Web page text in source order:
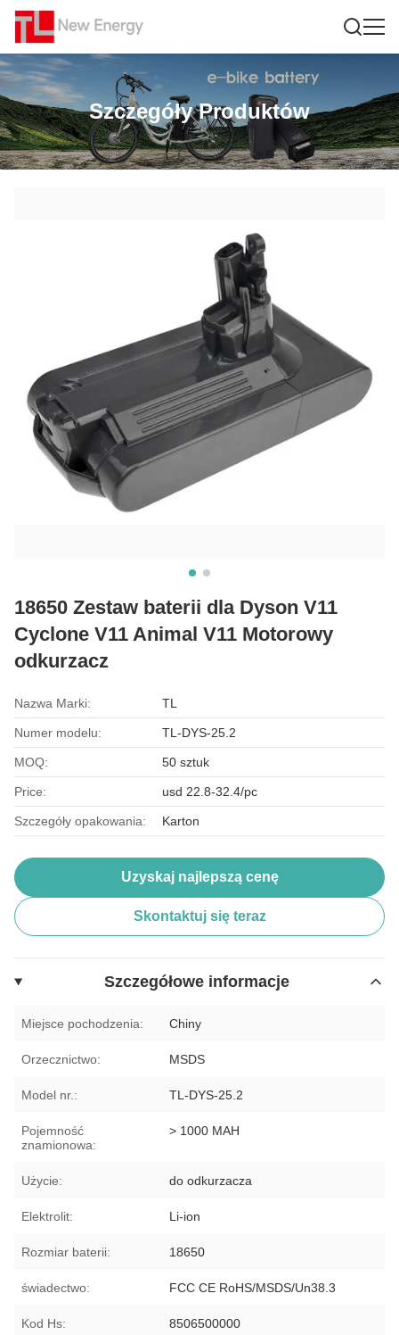
Szczegóły Produktów
18650 Zestaw baterii dla Dyson V11
Cyclone V11 Animal V11 Motorowy
odkurzacz
Nazwa Marki: TL
Numer modelu: TL-DYS-25.2
MOQ: 50 sztuk
Price: usd 22.8-32.4/pc
Szczegóły opakowania: Karton
Uzyskaj najlepszą cenę
Skontaktuj się teraz
Szczegółowe informacje
Miejsce pochodzenia: Chiny
Orzecznictwo: MSDS
Model nr.: TL-DYS-25.2
Pojemność
znamionowa:
> 1000 MAH
Użycie: do odkurzacza
Elektrolit: Li-ion
Rozmiar baterii: 18650
świadectwo: FCC CE RoHS/MSDS/Un38.3
Kod Hs: 8506500000